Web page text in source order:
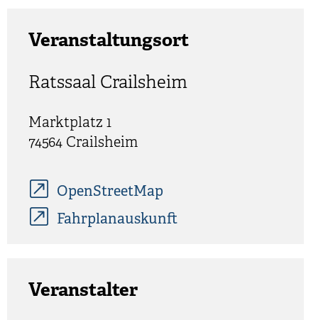
Veranstaltungsort
Ratssaal Crailsheim
Marktplatz 1
74564 Crailsheim
OpenStreetMap
Fahrplanauskunft
Veranstalter